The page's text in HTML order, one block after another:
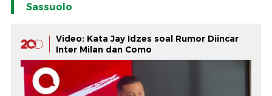
Sassuolo
Video: Kata Jay Idzes soal Rumor Diincar
Inter Milan dan Como